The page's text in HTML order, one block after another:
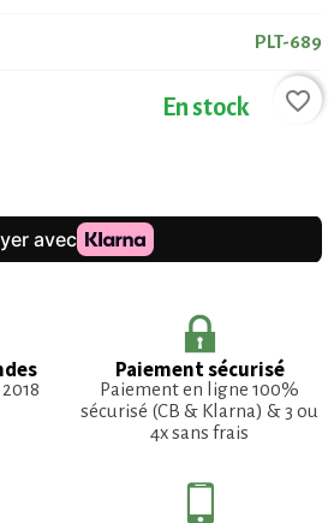
PLT-689
En stock favorite_border
Paiement sécurisé
Paiement en ligne 100%
sécurisé (CB & Klarna) & 3 ou
4x sans frais